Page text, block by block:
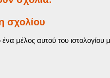
σχολίου
μέλος αυτού του ιστολογίου